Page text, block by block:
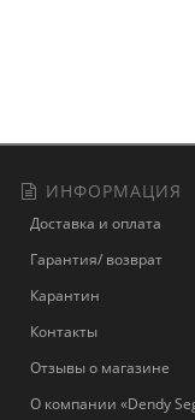
ИНФОРМАЦИЯ
Доставка и оплата
Гарантия/ возврат
Карантин
Контакты
Отзывы о магазине
О компании «Dendy